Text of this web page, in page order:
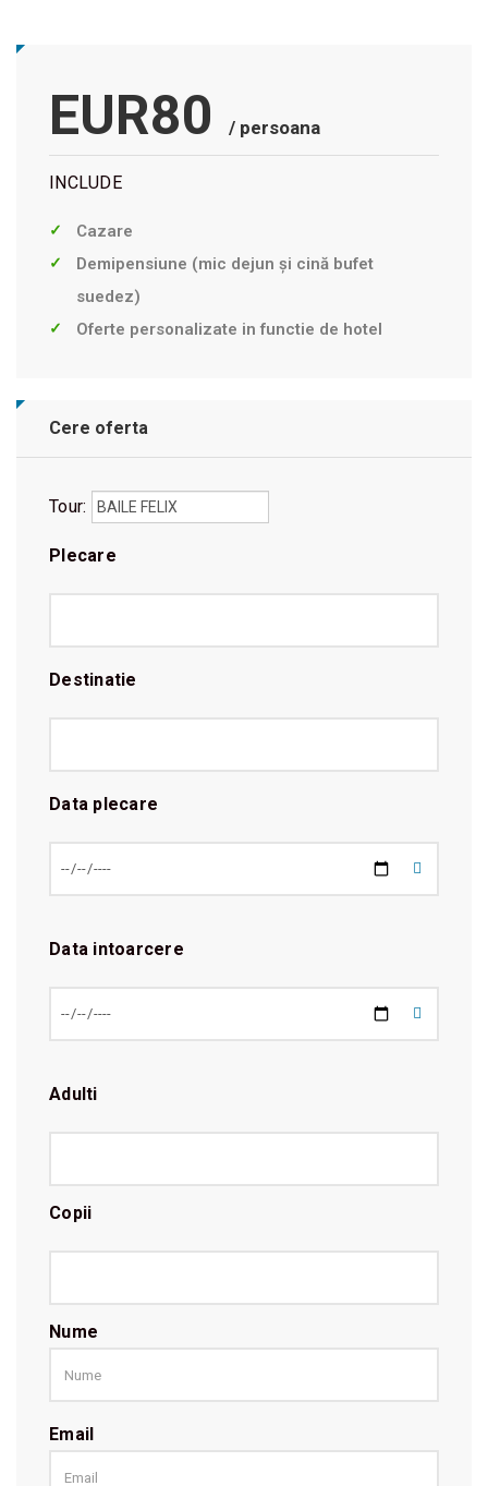
EUR80 / persoana
INCLUDE
Cazare
Demipensiune (mic dejun și cină bufet
suedez)
Oferte personalizate in functie de hotel
Cere oferta
Tour:
Plecare
Destinatie
Data plecare
Data intoarcere
Adulti
Copii
Nume
Email